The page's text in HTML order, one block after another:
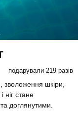
подарували 219 разів
шкіри,
ніг стане
доглянутими.